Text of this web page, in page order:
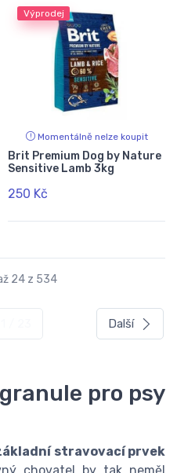
Výprodej
Momentálně nelze koupit
Brit Premium Dog by Nature
Sensitive Lamb 3kg
250 Kč
24 z 534
Další
pro psy
stravovací prvek
chovatel by tak neměl